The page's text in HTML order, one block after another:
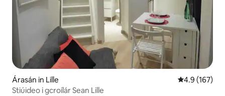
Árasán in Lille Meánrátáil
4.9 (167)
Stiúideo i gcroílár Sean Lille